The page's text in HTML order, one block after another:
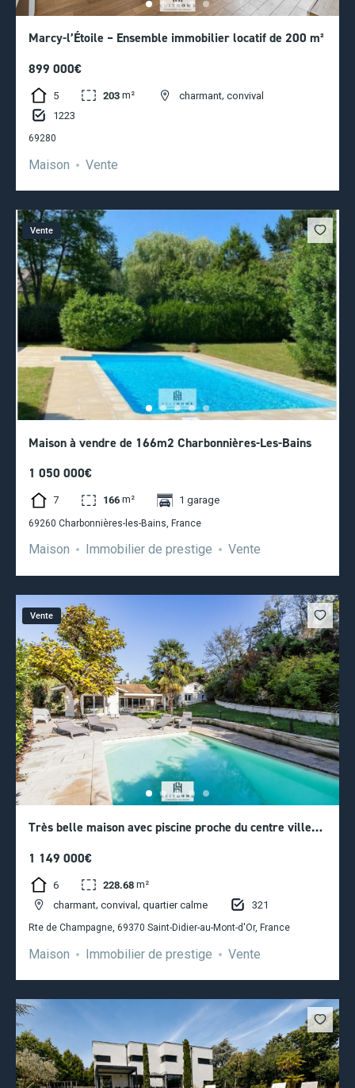
Marcy-l’Étoile – Ensemble immobilier locatif de 200 m²
899 000€
5 203 m² charmant,convival
1223
69280
Maison Vente
Vente
Maison à vendre de 166m2 Charbonnières-Les-Bains
1 050 000€
7 166 m² 1 garage
69260 Charbonnières-les-Bains, France
Maison Immobilier de prestige Vente
Vente
Très belle maison avec piscine proche du centre ville
1 149 000€
6 228.68 m²
charmant ,convival ,quartier calme 321
Rte de Champagne, 69370 Saint-Didier-au-Mont-d'Or, France
Maison Immobilier de prestige Vente